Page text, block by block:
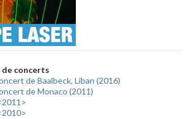
de concerts
de Baalbeck, Liban (2016)
de Monaco (2011)